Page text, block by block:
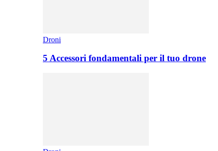
Droni
5 Accessori fondamentali per il tuo drone